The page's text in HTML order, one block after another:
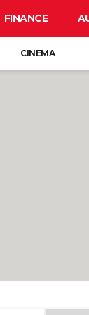
FINANCE
CINEMA